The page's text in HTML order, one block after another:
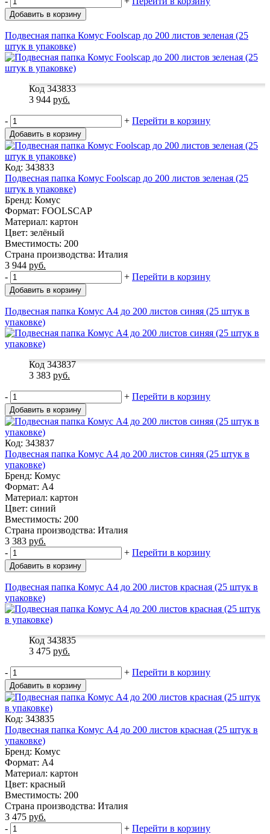
Добавить в корзину
Подвесная папка Комус Foolscap до 200 листов зеленая (25
штук в упаковке)
Код 343833
3 944 руб.
- + Перейти в корзину
Добавить в корзину
Код: 343833
Подвесная папка Комус Foolscap до 200 листов зеленая (25
штук в упаковке)
Бренд: Комус
Формат: FOOLSCAP
Материал: картон
Цвет: зелёный
Вместимость: 200
Страна производства: Италия
3 944 руб.
-
+ Перейти в корзину
Добавить в корзину
Подвесная папка Комус А4 до 200 листов синяя (25 штук в
упаковке)
Код 343837
3 383 руб.
- + Перейти в корзину
Добавить в корзину
Код: 343837
Подвесная папка Комус А4 до 200 листов синяя (25 штук в
упаковке)
Бренд: Комус
Формат: A4
Материал: картон
Цвет: синий
Вместимость: 200
Страна производства: Италия
3 383 руб.
-
+ Перейти в корзину
Добавить в корзину
Подвесная папка Комус А4 до 200 листов красная (25 штук в
упаковке)
Код 343835
3 475 руб.
- + Перейти в корзину
Добавить в корзину
Код: 343835
Подвесная папка Комус А4 до 200 листов красная (25 штук в
упаковке)
Бренд: Комус
Формат: A4
Материал: картон
Цвет: красный
Вместимость: 200
Страна производства: Италия
3 475 руб.
-
+ Перейти в корзину